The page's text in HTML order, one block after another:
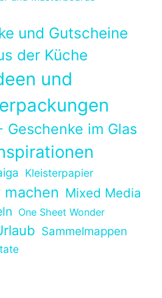
und Gutscheine
der Küche
und
im Glas
Kleisterpapier
machen Mixed Media
One Sheet Wonder
Sammelmappen